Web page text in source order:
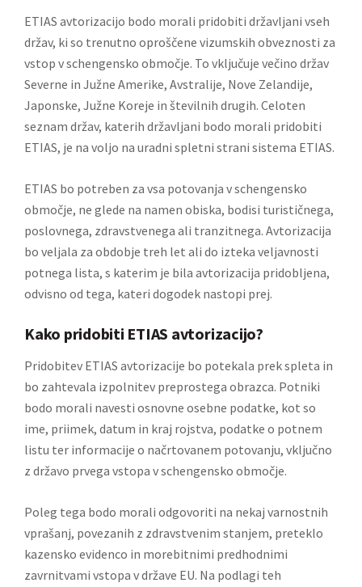
ETIAS avtorizacijo bodo morali pridobiti državljani vseh
držav, ki so trenutno oproščene vizumskih obveznosti za
vstop v schengensko območje. To vključuje večino držav
Severne in Južne Amerike, Avstralije, Nove Zelandije,
Japonske, Južne Koreje in številnih drugih. Celoten
seznam držav, katerih državljani bodo morali pridobiti
ETIAS, je na voljo na uradni spletni strani sistema ETIAS.
ETIAS bo potreben za vsa potovanja v schengensko
območje, ne glede na namen obiska, bodisi turističnega,
poslovnega, zdravstvenega ali tranzitnega. Avtorizacija
bo veljala za obdobje treh let ali do izteka veljavnosti
potnega lista, s katerim je bila avtorizacija pridobljena,
odvisno od tega, kateri dogodek nastopi prej.
Kako pridobiti ETIAS avtorizacijo?
Pridobitev ETIAS avtorizacije bo potekala prek spleta in
bo zahtevala izpolnitev preprostega obrazca. Potniki
bodo morali navesti osnovne osebne podatke, kot so
ime, priimek, datum in kraj rojstva, podatke o potnem
listu ter informacije o načrtovanem potovanju, vključno
z državo prvega vstopa v schengensko območje.
Poleg tega bodo morali odgovoriti na nekaj varnostnih
vprašanj, povezanih z zdravstvenim stanjem, preteklo
kazensko evidenco in morebitnimi predhodnimi
zavrnitvami vstopa v države EU. Na podlagi teh